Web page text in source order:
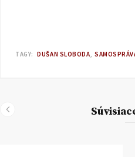
TAGY: DUŠAN SLOBODA